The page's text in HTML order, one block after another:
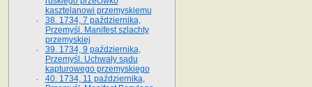
kasztelanowi przemyskiemu
38. 1734, 7 października,
Przemyśl. Manifest szlachty
przemyskiej
39. 1734, 9 października,
Przemyśl. Uchwały sądu
kapturowego przemyskiego
40. 1734, 11 października,